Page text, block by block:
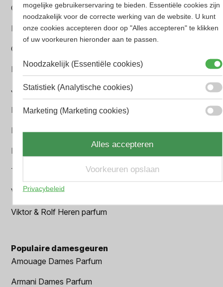
Creed heren parfum
Dior Heren parfum
Geurpakket
Hugo Boss Heren parfum
Jean Paul Gaultier Heren parfum
Paco Rabanne Heren parfum
Parfum Gift Set
Prada Heren parfum
Tom Ford Heren parfum
Versace Heren parfum
Viktor & Rolf Heren parfum
Populaire damesgeuren
Amouage Dames Parfum
Armani Dames Parfum
mogelijke gebruikerservaring te bieden. Essentiële cookies zijn
noodzakelijk voor de correcte werking van de website. U kunt
onze cookies accepteren door op "Alles accepteren" te klikken
of uw voorkeuren hieronder aan te passen.
Noodzakelijk (Essentiële cookies)
Statistiek (Analytische cookies)
Marketing (Marketing cookies)
Alles accepteren
Voorkeuren opslaan
Privacybeleid